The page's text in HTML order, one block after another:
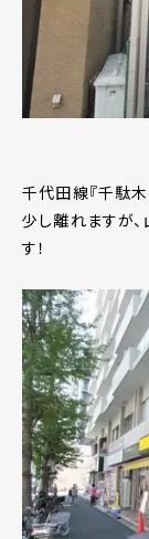
千代田線『千駄
少し離れますが
す！